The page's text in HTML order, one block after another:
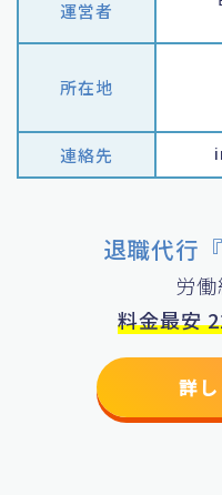
運営者
所在地
連絡先
退職代行
労
料金最安
詳